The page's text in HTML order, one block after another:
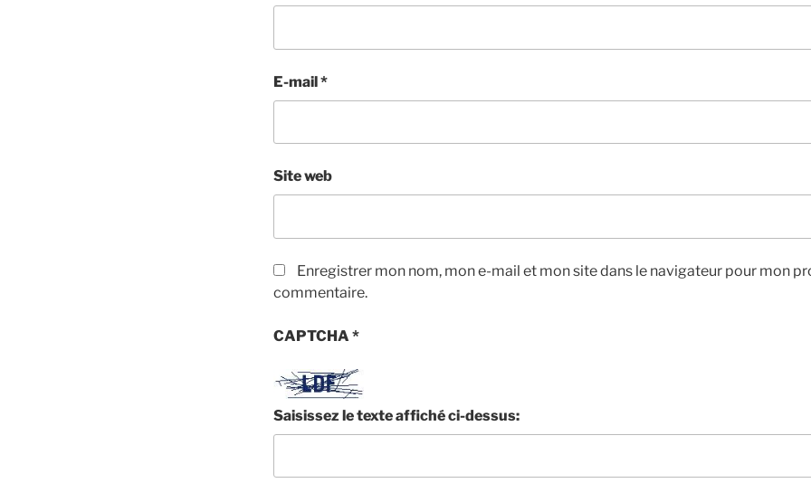
E-mail*
Site web
Enregistrer mon nom, mon e-mail et mon site dans le navigateur pour mon
commentaire.
CAPTCHA *
Saisissez le texte affiché ci-dessus: